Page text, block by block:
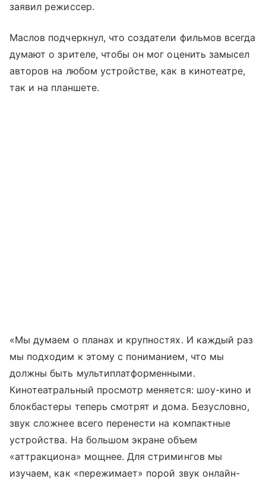
заявил режиссер.
Маслов подчеркнул, что создатели фильмов всегда
думают о зрителе, чтобы он мог оценить замысел
авторов на любом устройстве, как в кинотеатре,
так и на планшете.
«Мы думаем о планах и крупностях. И каждый раз
мы подходим к этому с пониманием, что мы
должны быть мультиплатформенными.
Кинотеатральный просмотр меняется: шоу-кино и
блокбастеры теперь смотрят и дома. Безусловно,
звук сложнее всего перенести на компактные
устройства. На большом экране объем
«аттракциона» мощнее. Для стримингов мы
изучаем, как «пережимает» порой звук онлайн-